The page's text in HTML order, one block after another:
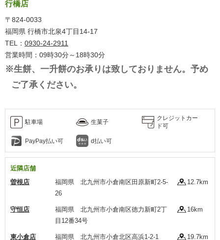
行橋店
〒824-0033
福岡県 行橋市北泉4丁目14-17
TEL： 0930-24-2911
営業時間：09時30分～18時30分
※生餅、一升餅のお承りは致しておりません。予め
ご了承ください。
駐車場 生菓子
クレジットカー
ド可
PayPay払い可 d払い可
近隣店舗
曽根店
福岡県 北九州市小倉南区田原新町2-5-
26
12.7km
守恒店
福岡県 北九州市小倉南区徳力新町2丁
目12番34号
16km
東小倉店 福岡県 北九州市小倉北区高浜1-2-1 19.7km